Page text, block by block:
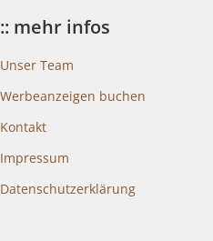
:: mehr infos
Unser Team
Werbeanzeigen buchen
Kontakt
Impressum
Datenschutzerklärung